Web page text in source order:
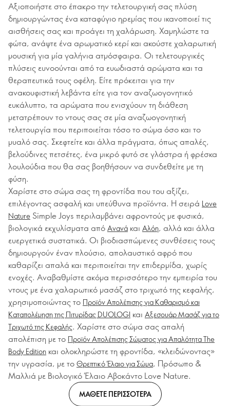
Αξιοποιήστε στο έπακρο την τελετουργική σας πλύση
δημιουργώντας ένα καταφύγιο ηρεμίας που ικανοποιεί τις
αισθήσεις σας και προάγει τη χαλάρωση. Χαμηλώστε τα
φώτα, ανάψτε ένα αρωματικό κερί και ακούστε χαλαρωτική
μουσική για μία γαλήνια ατμόσφαιρα. Οι τελετουργικές
πλύσεις ευνοούνται από τα ευωδιαστά αρώματα και τα
θεραπευτικά τους οφέλη. Είτε πρόκειται για την
ανακουφιστική λεβάντα είτε για τον αναζωογονητικό
ευκάλυπτο, τα αρώματα που ενισχύουν τη διάθεση
μετατρέπουν το ντους σας σε μία αναζωογονητική
τελετουργία που περιποιείται τόσο το σώμα όσο και το
μυαλό σας. Σκεφτείτε και άλλα πράγματα, όπως απαλές,
βελούδινες πετσέτες, ένα μικρό φυτό σε γλάστρα ή φρέσκα
λουλούδια που θα σας βοηθήσουν να συνδεθείτε με τη
φύση.
Χαρίστε στο σώμα σας τη φροντίδα που του αξίζει,
επιλέγοντας ασφαλή και υπεύθυνα προϊόντα. Η σειρά Love
Nature Simple Joys περιλαμβάνει αφροντούς με φυσικά,
βιολογικά εκχυλίσματα από Ανανά και Αλόη, αλλά και άλλα
ευεργετικά συστατικά. Οι βιοδιασπώμενες συνθέσεις τους
δημιουργούν έναν πλούσιο, απολαυστικό αφρό που
καθαρίζει απαλά και περιποιείται την επιδερμίδα, χωρίς
ενοχές. Αναβαθμίστε ακόμα περισσότερο την εμπειρία του
ντους με ένα χαλαρωτικό μασάζ στο τριχωτό της κεφαλής,
χρησιμοποιώντας το Προϊόν Απολέπισης για Καθαρισμό και
Καταπολέμηση της Πιτυρίδας DUOLOGI και Αξεσουάρ Μασάζ για το
Τριχωτό της Κεφαλής. Χαρίστε στο σώμα σας απαλή
απολέπιση με το Προϊόν Απολέπισης Σώματος για Απαλότητα The
Βody Εdition και ολοκληρώστε τη φροντίδα, «κλειδώνοντας»
την υγρασία, με το Θρεπτικό Έλαιο για Σώμα, Πρόσωπο &
Μαλλιά με Βιολογικό Έλαιο Αβοκάντο Love Nature.
ΜΑΘΕΤΕ ΠΕΡΙΣΣΟΤΕΡΑ